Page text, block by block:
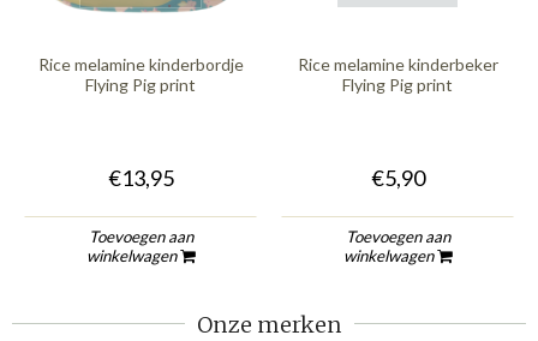
Rice melamine kinderbordje
Flying Pig print
€13,95
Toevoegen aan
winkelwagen
Rice melamine kinderbeker
Flying Pig print
€5,90
Toevoegen aan
winkelwagen
Onze merken